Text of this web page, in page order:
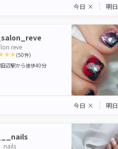
今日 × 明日
reve
4 5
(50件)
辺駅から徒歩40分
今日 × 明日